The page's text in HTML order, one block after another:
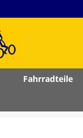
Fahrradteile